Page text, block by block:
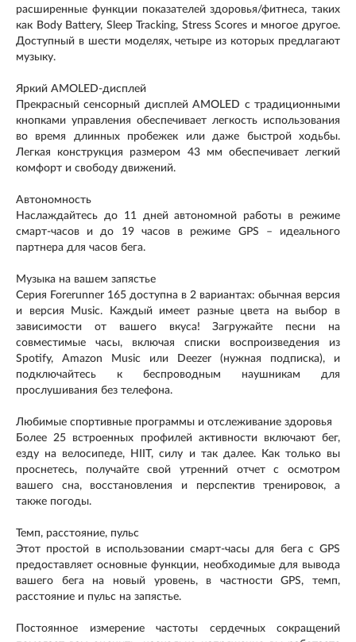
расширенные функции показателей здоровья/фитнеса, таких
как Body Battery, Sleep Tracking, Stress Scores и многое другое.
Доступный в шести моделях, четыре из которых предлагают
музыку.
Яркий AMOLED-дисплей
Прекрасный сенсорный дисплей AMOLED с традиционными
кнопками управления обеспечивает легкость использования
во время длинных пробежек или даже быстрой ходьбы.
Легкая конструкция размером 43 мм обеспечивает легкий
комфорт и свободу движений.
Автономность
Наслаждайтесь до 11 дней автономной работы в режиме
смарт-часов и до 19 часов в режиме GPS – идеального
партнера для часов бега.
Музыка на вашем запястье
Серия Forerunner 165 доступна в 2 вариантах: обычная версия
и версия Music. Каждый имеет разные цвета на выбор в
зависимости от вашего вкуса! Загружайте песни на
совместимые часы, включая списки воспроизведения из
Spotify, Amazon Music или Deezer (нужная подписка), и
подключайтесь к беспроводным наушникам для
прослушивания без телефона.
Любимые спортивные программы и отслеживание здоровья
Более 25 встроенных профилей активности включают бег,
езду на велосипеде, HIIT, силу и так далее. Как только вы
проснетесь, получайте свой утренний отчет с осмотром
вашего сна, восстановления и перспектив тренировок, а
также погоды.
Темп, расстояние, пульс
Этот простой в использовании смарт-часы для бега с GPS
предоставляет основные функции, необходимые для вывода
вашего бега на новый уровень, в частности GPS, темп,
расстояние и пульс на запястье.
Постоянное измерение частоты сердечных сокращений